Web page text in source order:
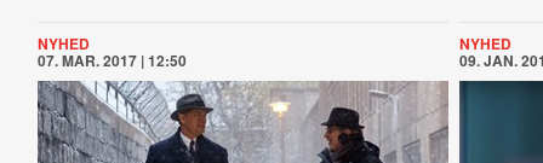
NYHED
07. MAR. 2017 | 12:50
NYHED
09. JAN.